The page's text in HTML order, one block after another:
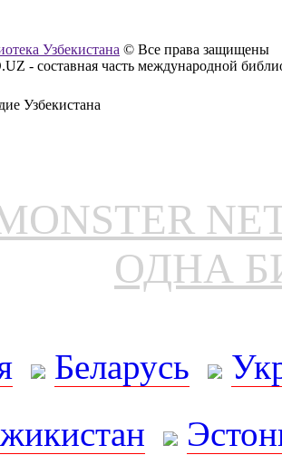
Узбекистана © Все права защищены
- составная часть международной
Узбекистана
ОДНА
Беларусь